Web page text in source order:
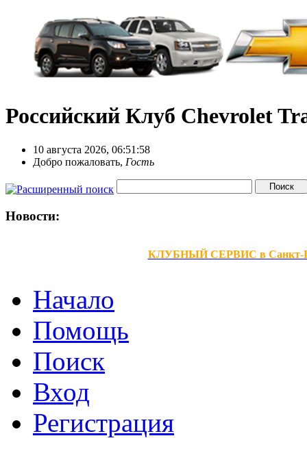
Российский Клуб Chevrolet
10 августа 2026, 06:51:58
Добро пожаловать, Гость
Новости:
КЛУБНЫЙ СЕРВИС в Санкт-
Начало
Помощь
Поиск
Вход
Регистрация